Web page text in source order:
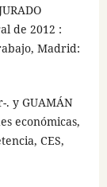
de 2012 :
Madrid:
. y GUAMÁN
económicas,
CES,